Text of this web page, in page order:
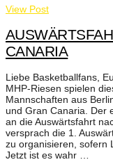
View Post
CANARIA
Liebe Basketballfans,
MHP-Riesen spielen
Mannschaften aus
und Gran Canaria. Der
an die Auswärtsfahrt
versprach die 1.
zu organisieren, sofern
Jetzt ist es wahr …